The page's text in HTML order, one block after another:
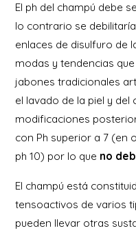
El ph del champú debe
lo contrario se
enlaces de disulfuro de
modas y tendencias
jabones tradicionales
el lavado de la piel y del
modificaciones
con Ph superior a 7 (en
ph 10) por lo que no
El champú está
tensoactivos de varios
pueden llevar otras